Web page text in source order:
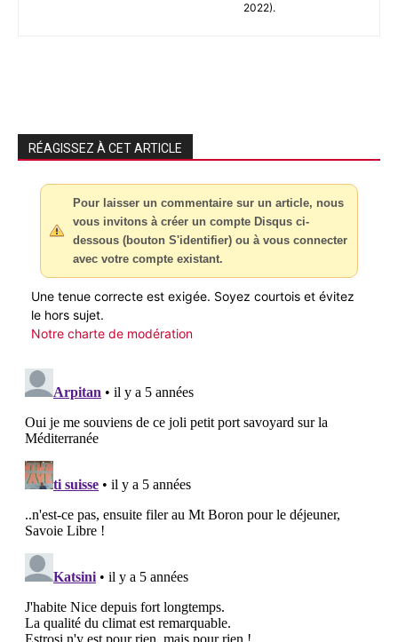
2022).
RÉAGISSEZ À CET ARTICLE
Pour laisser un commentaire sur un article, nous
vous invitons à créer un compte Disqus ci-
dessous (bouton S'identifier) ou à vous connecter
avec votre compte existant.
Une tenue correcte est exigée. Soyez courtois et évitez
le hors sujet.
Notre charte de modération